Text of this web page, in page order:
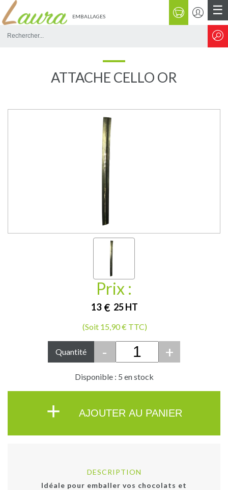
☰
EMBALLAGES
ATTACHE CELLO OR
Prix :
13 € 25HT
(Soit 15,90 € TTC)
Quantité - +
Disponible : 5 en stock
+ AJOUTER AU PANIER
DESCRIPTION
Idéale pour emballer vos chocolats et